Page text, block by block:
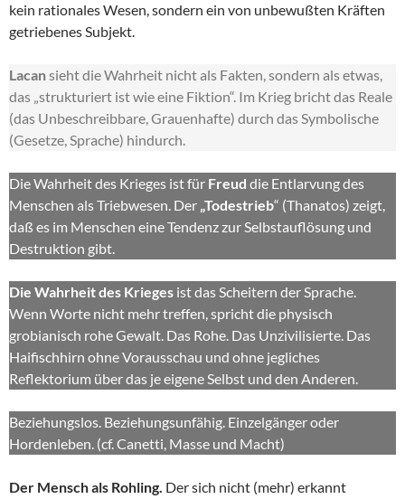
kein rationales Wesen, sondern ein von unbewußten Kräften
getriebenes Subjekt.
Lacansieht die Wahrheit nicht als Fakten, sondern als etwas,
das „strukturiert ist wie eine Fiktion“. Im Krieg bricht das Reale
(das Unbeschreibbare, Grauenhafte) durch das Symbolische
(Gesetze, Sprache) hindurch.
Die Wahrheit des Krieges ist für Freud die Entlarvung des
Menschen als Triebwesen. Der „Todestrieb“ (Thanatos) zeigt,
daß es im Menschen eine Tendenz zur Selbstauflösung und
Destruktion gibt.
Die Wahrheit des Krieges ist das Scheitern der Sprache.
Wenn Worte nicht mehr treffen, spricht die physisch
grobianisch rohe Gewalt. Das Rohe. Das Unzivilisierte. Das
Haifischhirn ohne Vorausschau und ohne jegliches
Reflektorium über das je eigene Selbst und den Anderen.
Beziehungslos. Beziehungsunfähig. Einzelgänger oder
Hordenleben. (cf. Canetti, Masse und Macht)
Der Mensch als Rohling. Der sich nicht (mehr) erkannt